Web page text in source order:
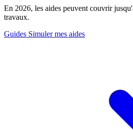
En 2026, les aides peuvent couvrir
travaux.
Guides Simuler mes aides